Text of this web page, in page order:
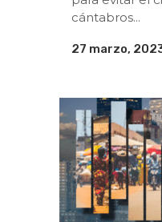
cántabros...
27 marzo,